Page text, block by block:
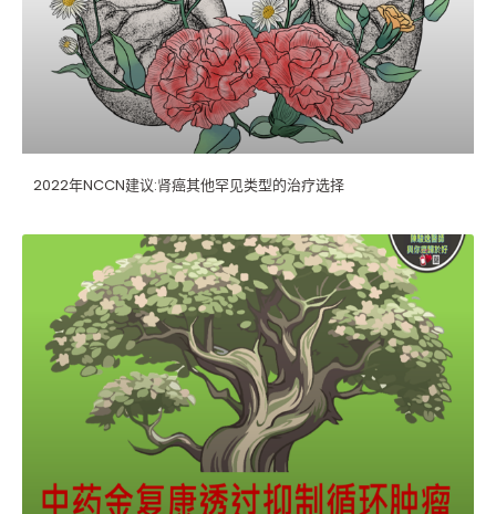
2022年NCCN建议:肾癌其他罕见类型的治疗选择